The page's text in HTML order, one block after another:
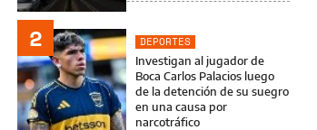
2
DEPORTES
Investigan al jugador de
Boca Carlos Palacios luego
de la detención de su suegro
en una causa por
narcotráfico